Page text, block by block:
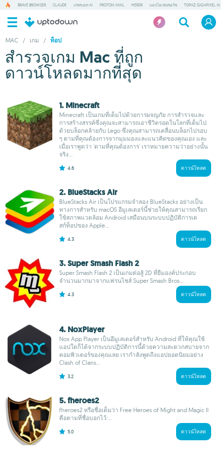
BRAVE BROWSER CLAUDE แชทบอท AI PROTON MAIL HERDR แอปโอเพ่นซอร์ซ TOPAZ GIGAPIXEL AI
MAC / เกม / ท็อป
สำรวจเกม Mac ที่ถูก
ดาวน์โหลดมากที่สุด
1. Minecraft
Minecraft เป็นเกมที่เต็มไปด้วยการผจญภัย การสำรวจและ
การสร้างสรรค์ซึ่งคุณจะสามารถเอาชีวิตรอดในโลกที่เต็มไป
ด้วยบล็อกคล้ายกับ Lego ซึ่งคุณสามารถเคลื่อนบล็อกไปรอบ
ๆ ตามที่คุณต้องการจากมุมมองและแนวคิดของคุณเอง และ
เมื่อเราพูดว่า 'ตามที่คุณต้องการ' เราหมายความว่าอย่างนั้น
จริง...
4.6 ดาวน์โหลด
2. BlueStacks Air
BlueStacks Air เป็นโปรแกรมจำลอง BlueStacks อย่างเป็น
ทางการสำหรับ macOS อีมูเลเตอร์นี้ช่วยให้คุณสามารถเรียก
ใช้สภาพแวดล้อม Android เสมือนบนระบบปฏิบัติการเด
สก์ท็อปของ Apple...
4.3 ดาวน์โหลด
3. Super Smash Flash 2
Super Smash Flash 2 เป็นเกมต่อสู้ 2D ที่ยืมองค์ประกอบ
จำนวนมากมาจากแฟรนไชส์ Super Smash Bros...
4.3 ดาวน์โหลด
4. NoxPlayer
Nox App Player เป็นอีมูเลเตอร์สำหรับ Android ที่ให้คุณใช้
แอปใดก็ได้จากระบบปฏิบัติการนี้ด้วยความสะดวกสบายจาก
คอมพิวเตอร์ของคุณเลย เรากำลังพูดถึงแอปยอดนิยมอย่าง
Clash of Clans...
3.2 ดาวน์โหลด
5. fheroes2
fheroes2 หรือชื่อเต็มว่า Free Heroes of Might and Magic II
คือตามที่ชื่อบอกไว้:...
5.0 ดาวน์โหลด